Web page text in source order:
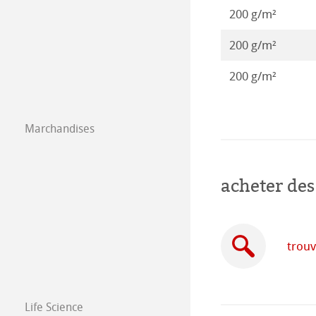
Papier á dessin
Illustrations 2018
Marchandises
Life Science
200 g/m²
200 g/m²
200 g/m²
acheter